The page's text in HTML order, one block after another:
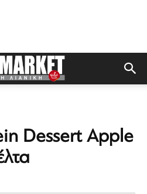
Dessert Apple